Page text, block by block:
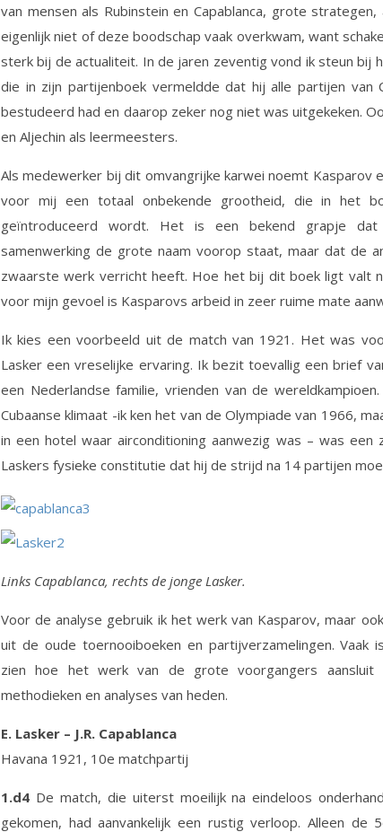
van mensen als Rubinstein en Capablanca, grote
eigenlijk niet of deze boodschap vaak overkwam, want
sterk bij de actualiteit. In de jaren zeventig vond ik steun bij
die in zijn partijenboek vermeldde dat hij alle partijen van
bestudeerd had en daarop zeker nog niet was uitgekeken.
en Aljechin als leermeesters.
Als medewerker bij dit omvangrijke karwei noemt Kasparov
voor mij een totaal onbekende grootheid, die in het
geïntroduceerd wordt. Het is een bekend grapje
samenwerking de grote naam voorop staat, maar dat de
zwaarste werk verricht heeft. Hoe het bij dit boek ligt valt
voor mijn gevoel is Kasparovs arbeid in zeer ruime mate
Ik kies een voorbeeld uit de match van 1921. Het was
Lasker een vreselijke ervaring. Ik bezit toevallig een brief
een Nederlandse familie, vrienden van de
Cubaanse klimaat -ik ken het van de Olympiade van 1966,
in een hotel waar airconditioning aanwezig was – was een
Laskers fysieke constitutie dat hij de strijd na 14 partijen
Links Capablanca, rechts de jonge Lasker.
Voor de analyse gebruik ik het werk van Kasparov, maar
uit de oude toernooiboeken en partijverzamelingen. Vaak
zien hoe het werk van de grote voorgangers
methodieken en analyses van heden.
E. Lasker – J.R. Capablanca
Havana 1921, 10e matchpartij
1.d4 De match, die uiterst moeilijk na eindeloos
gekomen, had aanvankelijk een rustig verloop. Alleen de